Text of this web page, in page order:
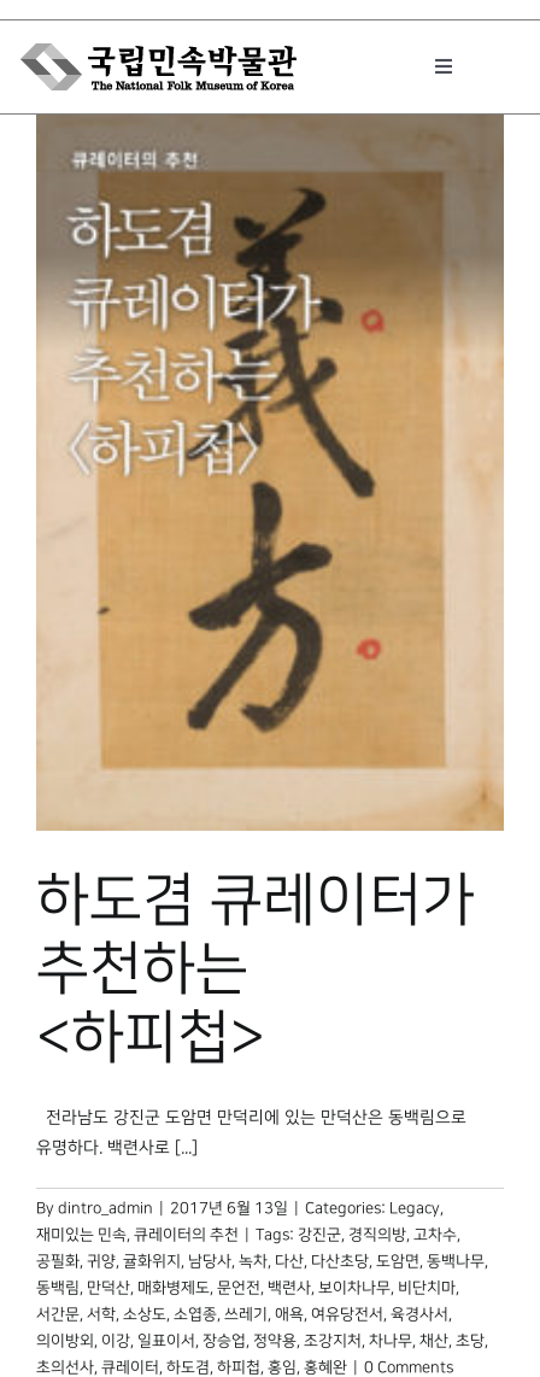
Skip
content
Toggle
박물관에서는
민속이야기
민속 인사이드
원문보기 PDF
하도겸 큐레이터가
추천하는
<하피첩>
전라남도 강진군 도암면 만덕리에 있는 만덕산은 동백림으로
유명하다. 백련사로 [...]
By dintro_admin 2017년 6월 13일 Categories: Legacy,
재미있는 민속, 큐레이터의 추천 Tags: 강진군, 경직의방, 고차수,
공필화, 귀양, 귤화위지 , 남당사, 녹차, 다산, 다산초당, 도암면, 동백나무,
동백림, 만덕산, 매화병제도, 문언전, 백련사, 보이차나무, 비단치마,
서간문, 서학, 소상도, 소엽종, 쓰레기 , 애욕, 여유당전서 , 육경사서 ,
의이방외 , 이강, 일표이서 , 장승업, 정약용, 조강지처 , 차나무, 채산, 초당,
초의선사, 큐레이터 , 하도겸, 하피첩, 홍임, 홍혜완
0 Comments